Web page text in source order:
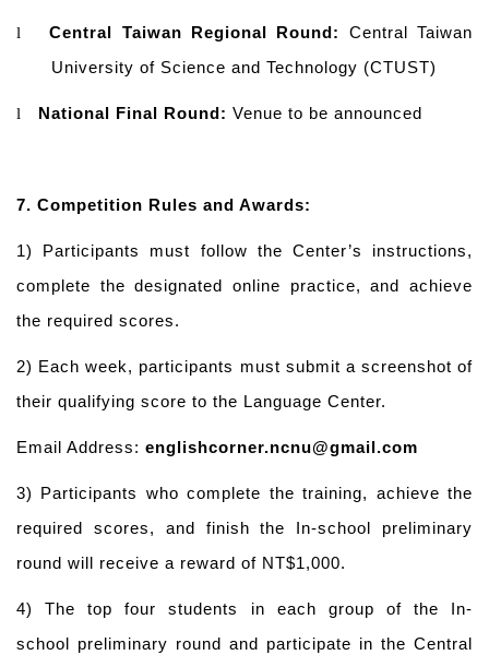
lCentral Taiwan Regional Round:
Central Taiwan
University of Science and Technology (CTUST)
l National Final Round: Venue to be announced
7. Competition Rules and Awards:
1)
Participants must follow the Center’s instructions,
complete the designated online practice, and achieve
the required scores.
2) Each week, participants must submit a screenshot of
their qualifying score to the Language Center.
Email Address: englishcorner.ncnu@gmail.com
3) Participants who complete the training, achieve the
required scores, and finish the In-school preliminary
round will receive a reward of NT$1,000.
4) The top four students in each group of the In-
school preliminary round and participate in the Central